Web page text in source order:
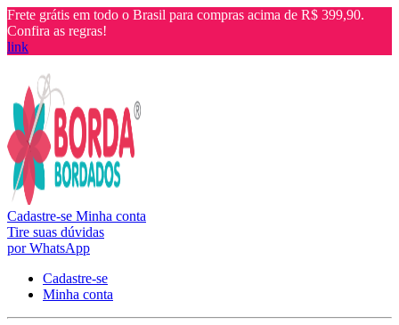
Frete grátis em todo o Brasil para compras acima de R$ 399,90.
Confira as regras!
link
Cadastre-se Minha conta
Tire suas dúvidas
por WhatsApp
Cadastre-se
Minha conta